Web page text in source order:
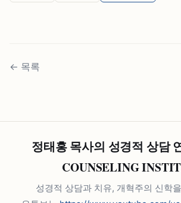
← 목록
정태홍 목사의 성경적 상담
COUNSELING
성경적 상담과 치유, 개혁주의 신학